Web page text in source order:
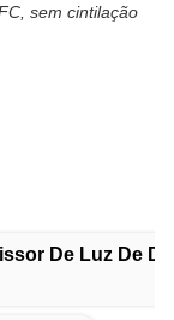
sem cintilação
De Luz De